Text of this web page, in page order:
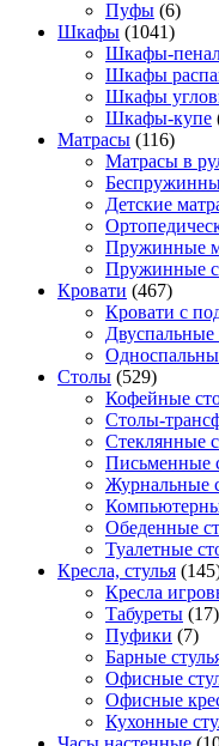
Пуфы (6)
Шкафы (1041)
Шкафы-
Шкафы
Шкафы
Шкафы-купе
Матрасы (116)
Матрасы в
Детские
Пружинные
Пружинные с
Кровати (467)
Кровати с
Двуспальные
Столы (529)
Кофейные
Столы-
Стеклянные
Письменные
Журнальные
Обеденные
Туалетные
Кресла, стулья
Кресла
Табуреты (17)
Пуфики (7)
Барные
Офисные
Офисные
Кухонные